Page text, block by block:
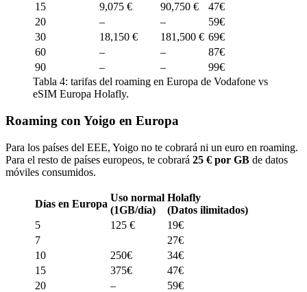
15
9,075 € 90,750 €
47€
20
– –
59€
30
18,150 € 181,500 € 69€
60
– –
87€
90
– –
99€
Tabla 4: tarifas del roaming en Europa de Vodafone vs
eSIM Europa Holafly.
Roaming con Yoigo en Europa
Para los países del EEE, Yoigo no te cobrará ni un euro en roaming.
Para el resto de países europeos, te cobrará 25 € por GB de datos
móviles consumidos.
Días en Europa
Uso normal
(1GB/día)
Holafly
(Datos ilimitados)
5
125 €
19€
7
27€
10
250€
34€
15
375€
47€
20
–
59€